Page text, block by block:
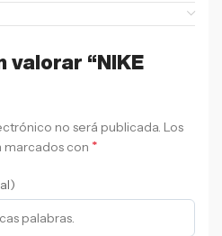
valorar “NIKE
no será publicada. Los
marcados con *